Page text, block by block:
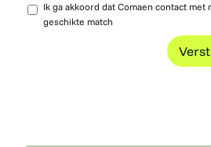
Ik ga akkoord dat Comaen contact
geschikte match